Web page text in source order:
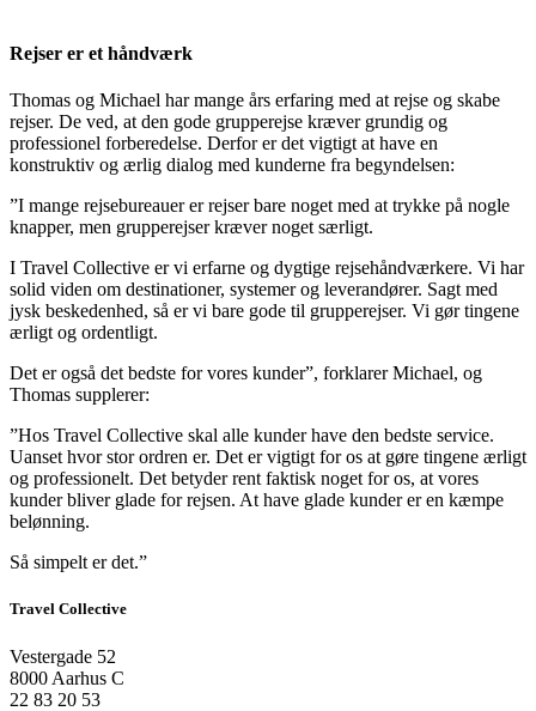
Rejser er et håndværk
Thomas og Michael har mange års erfaring med at rejse og skabe
rejser. De ved, at den gode grupperejse kræver grundig og
professionel forberedelse. Derfor er det vigtigt at have en
konstruktiv og ærlig dialog med kunderne fra begyndelsen:
”I mange rejsebureauer er rejser bare noget med at trykke på nogle
knapper, men grupperejser kræver noget særligt.
I Travel Collective er vi erfarne og dygtige rejsehåndværkere. Vi har
solid viden om destinationer, systemer og leverandører. Sagt med
jysk beskedenhed, så er vi bare gode til grupperejser. Vi gør tingene
ærligt og ordentligt.
Det er også det bedste for vores kunder”, forklarer Michael, og
Thomas supplerer:
”Hos Travel Collective skal alle kunder have den bedste service.
Uanset hvor stor ordren er. Det er vigtigt for os at gøre tingene ærligt
og professionelt. Det betyder rent faktisk noget for os, at vores
kunder bliver glade for rejsen. At have glade kunder er en kæmpe
belønning.
Så simpelt er det.”
Travel Collective
Vestergade 52
8000 Aarhus C
22 83 20 53